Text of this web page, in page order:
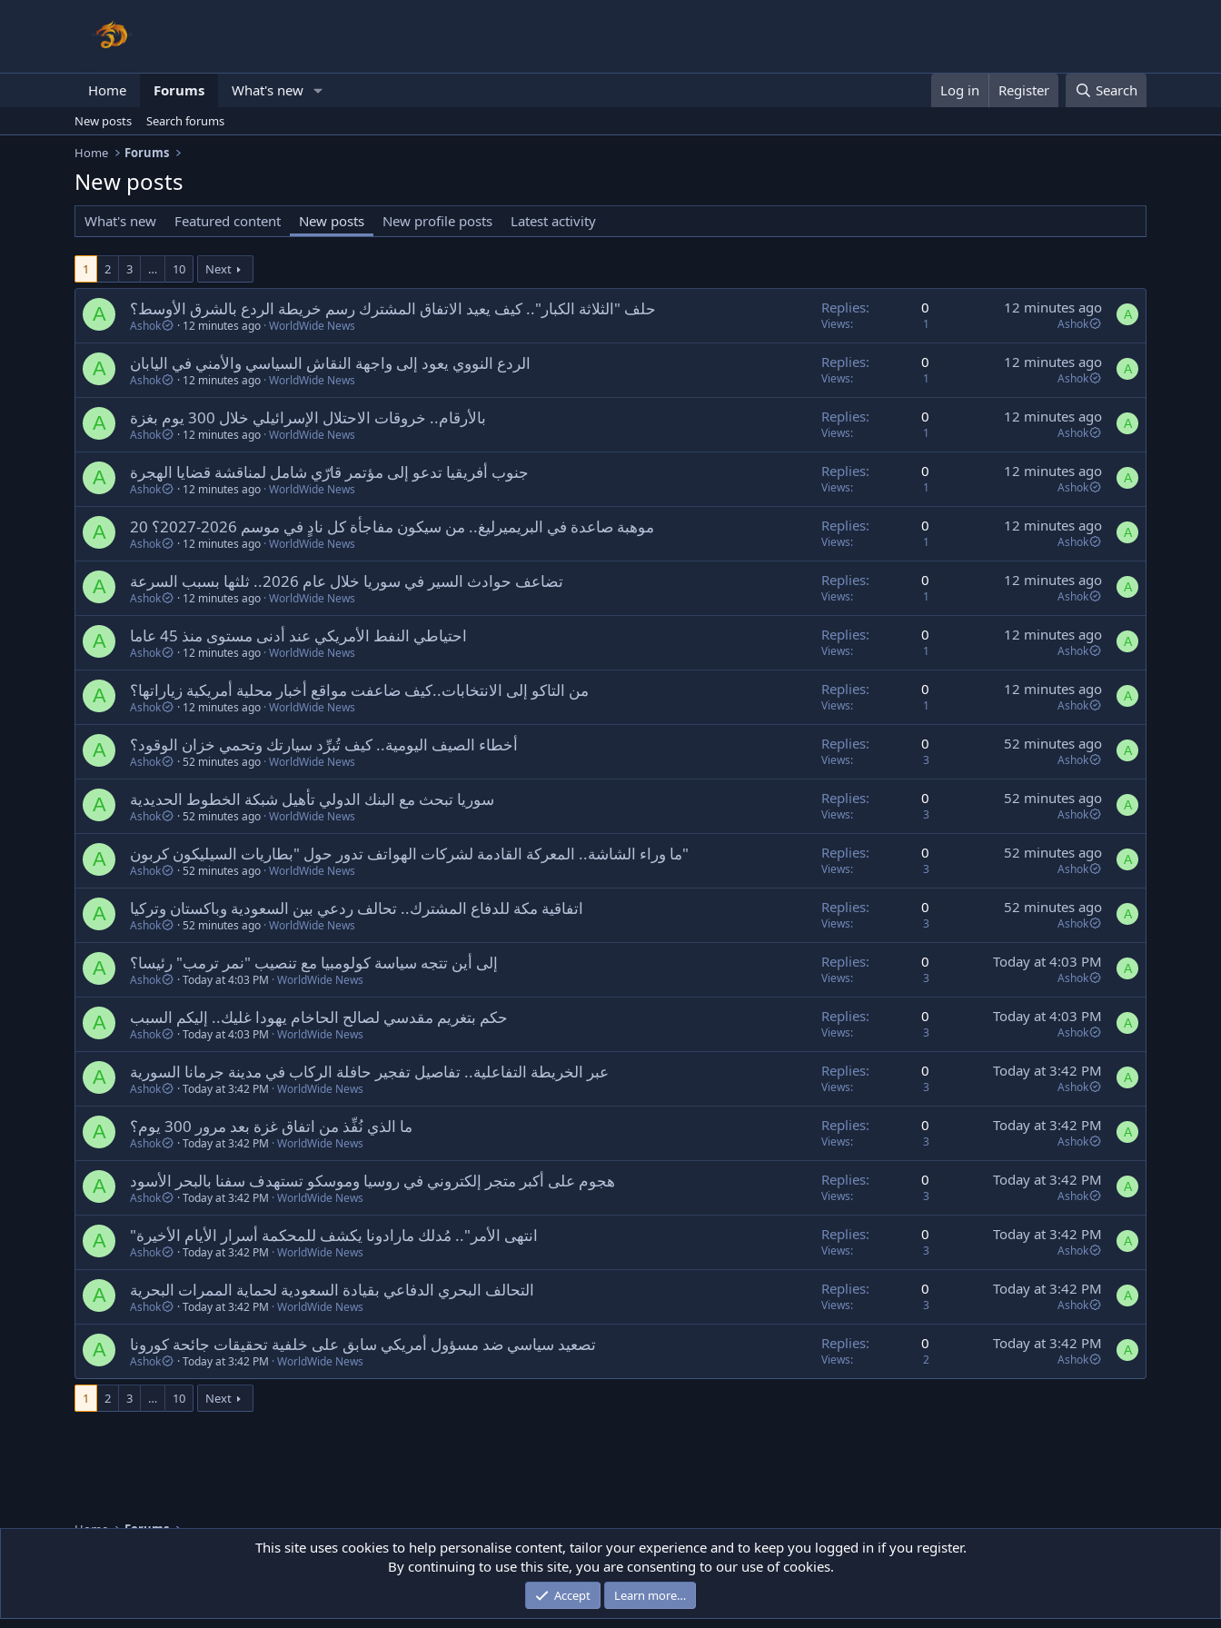
Home Forums What's new Log in Register Search
New posts
Search forums
Home
Forums
New posts
What's new Featured content New posts New profile posts Latest activity
1 2 3 … 10 Next
A حلف "الثلاثة الكبار".. كيف يعيد الاتفاق المشترك رسم خريطة الردع بالشرق الأوسط؟
Ashok 12 minutes ago WorldWide News
Replies 0
Views 1
12 minutes ago
Ashok
A
A الردع النووي يعود إلى واجهة النقاش السياسي والأمني في اليابان
Ashok 12 minutes ago WorldWide News
Replies 0
Views 1
12 minutes ago
Ashok
A
A بالأرقام.. خروقات الاحتلال الإسرائيلي خلال 300 يوم بغزة
Ashok 12 minutes ago WorldWide News
Replies 0
Views 1
12 minutes ago
Ashok
A
A جنوب أفريقيا تدعو إلى مؤتمر قارّي شامل لمناقشة قضايا الهجرة
Ashok 12 minutes ago WorldWide News
Replies 0
Views 1
12 minutes ago
Ashok
A
A 20 موهبة صاعدة في البريميرليغ.. من سيكون مفاجأة كل نادٍ في موسم 2026-2027؟
Ashok 12 minutes ago WorldWide News
Replies 0
Views 1
12 minutes ago
Ashok
A
A تضاعف حوادث السير في سوريا خلال عام 2026.. ثلثها بسبب السرعة
Ashok 12 minutes ago WorldWide News
Replies 0
Views 1
12 minutes ago
Ashok
A
A احتياطي النفط الأمريكي عند أدنى مستوى منذ 45 عاما
Ashok 12 minutes ago WorldWide News
Replies 0
Views 1
12 minutes ago
Ashok
A
A من التاكو إلى الانتخابات..كيف ضاعفت مواقع أخبار محلية أمريكية زياراتها؟
Ashok 12 minutes ago WorldWide News
Replies 0
Views 1
12 minutes ago
Ashok
A
A أخطاء الصيف اليومية.. كيف تُبرِّد سيارتك وتحمي خزان الوقود؟
Ashok 52 minutes ago WorldWide News
Replies 0
Views 3
52 minutes ago
Ashok
A
A سوريا تبحث مع البنك الدولي تأهيل شبكة الخطوط الحديدية
Ashok 52 minutes ago WorldWide News
Replies 0
Views 3
52 minutes ago
Ashok
A
A ما وراء الشاشة.. المعركة القادمة لشركات الهواتف تدور حول "بطاريات السيليكون كربون"
Ashok 52 minutes ago WorldWide News
Replies 0
Views 3
52 minutes ago
Ashok
A
A اتفاقية مكة للدفاع المشترك.. تحالف ردعي بين السعودية وباكستان وتركيا
Ashok 52 minutes ago WorldWide News
Replies 0
Views 3
52 minutes ago
Ashok
A
A إلى أين تتجه سياسة كولومبيا مع تنصيب "نمر ترمب" رئيسا؟
Ashok Today at 4:03 PM WorldWide News
Replies 0
Views 3
Today at 4:03 PM
Ashok
A
A حكم بتغريم مقدسي لصالح الحاخام يهودا غليك.. إليكم السبب
Ashok Today at 4:03 PM WorldWide News
Replies 0
Views 3
Today at 4:03 PM
Ashok
A
A عبر الخريطة التفاعلية.. تفاصيل تفجير حافلة الركاب في مدينة جرمانا السورية
Ashok Today at 3:42 PM WorldWide News
Replies 0
Views 3
Today at 3:42 PM
Ashok
A
A ما الذي نُفِّذ من اتفاق غزة بعد مرور 300 يوم؟
Ashok Today at 3:42 PM WorldWide News
Replies 0
Views 3
Today at 3:42 PM
Ashok
A
A هجوم على أكبر متجر إلكتروني في روسيا وموسكو تستهدف سفنا بالبحر الأسود
Ashok Today at 3:42 PM WorldWide News
Replies 0
Views 3
Today at 3:42 PM
Ashok
A
A "انتهى الأمر".. مُدلك مارادونا يكشف للمحكمة أسرار الأيام الأخيرة
Ashok Today at 3:42 PM WorldWide News
Replies 0
Views 3
Today at 3:42 PM
Ashok
A
A التحالف البحري الدفاعي بقيادة السعودية لحماية الممرات البحرية
Ashok Today at 3:42 PM WorldWide News
Replies 0
Views 3
Today at 3:42 PM
Ashok
A
A تصعيد سياسي ضد مسؤول أمريكي سابق على خلفية تحقيقات جائحة كورونا
Ashok Today at 3:42 PM WorldWide News
Replies 0
Views 2
Today at 3:42 PM
Ashok
A
1 2 3 … 10 Next
Home Forums
Contact us
Community platform by DeviceSavior® © 2024 DeviceSavior Team.
This site uses cookies to help personalise content, tailor your experience and to keep you logged in if you register.
By continuing to use this site, you are consenting to our use of cookies.
Accept Learn more…